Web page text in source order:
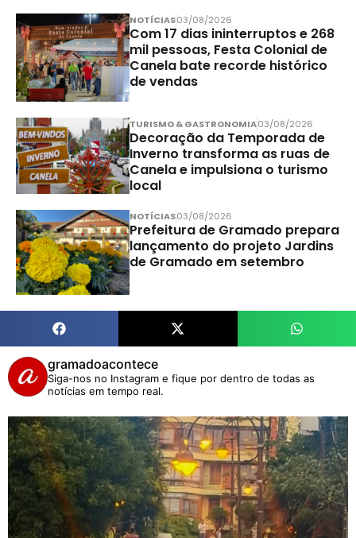
NOTÍCIAS03/08/2026
Com 17 dias ininterruptos e 268
mil pessoas, Festa Colonial de
Canela bate recorde histórico
de vendas
TURISMO & GASTRONOMIA03/08/2026
Decoração da Temporada de
Inverno transforma as ruas de
Canela e impulsiona o turismo
local
NOTÍCIAS03/08/2026
Prefeitura de Gramado prepara
lançamento do projeto Jardins
de Gramado em setembro
gramadoacontece
Siga-nos no Instagram e fique por dentro de todas as
notícias em tempo real.